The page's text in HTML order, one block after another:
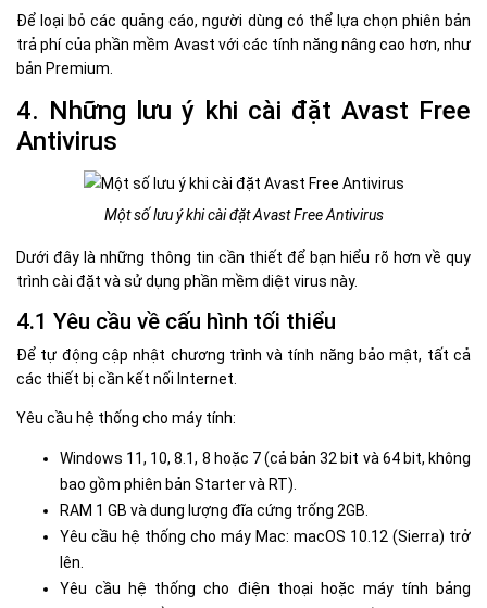
Để loại bỏ các quảng cáo, người dùng có thể lựa chọn phiên bản
trả phí của phần mềm Avast với các tính năng nâng cao hơn, như
bản Premium.
4. Những lưu ý khi cài đặt Avast Free
Antivirus
Một số lưu ý khi cài đặt Avast Free Antivirus
Dưới đây là những thông tin cần thiết để bạn hiểu rõ hơn về quy
trình cài đặt và sử dụng phần mềm diệt virus này.
4.1 Yêu cầu về cấu hình tối thiểu
Để tự động cập nhật chương trình và tính năng bảo mật, tất cả
các thiết bị cần kết nối Internet.
Yêu cầu hệ thống cho máy tính:
Windows 11, 10, 8.1, 8 hoặc 7 (cả bản 32 bit và 64 bit, không
bao gồm phiên bản Starter và RT).
RAM 1 GB và dung lượng đĩa cứng trống 2GB.
Yêu cầu hệ thống cho máy Mac: macOS 10.12 (Sierra) trở
lên.
Yêu cầu hệ thống cho điện thoại hoặc máy tính bảng